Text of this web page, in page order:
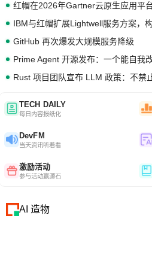
红帽在2026年Gartner云原生应用平
GitHub 再次爆发大规模服务降级
TECH DAILY
每日内容报纸化
DevFM
当天资讯听着看
激励活动
参与活动赢源石
AI 造物